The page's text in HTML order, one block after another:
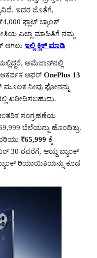
ಇದರ ಜೊತೆಗೆ,
ಫ್ಲಾಟ್ ಬ್ಯಾಂಕ್
ಎಲ್ಲಾ ಮಾಹಿತಿಗೆ ನಮ್ಮ
ಆಗಲು ಇಲ್ಲಿ ಕ್ಲಿಕ್ ಮಾಡಿ
ಅಮೆಜಾನ್‌ನಲ್ಲಿ
ಆಕರ್ಷಕ ಆಫರ್ OnePlus 13
ನೀವು ಫೋನನ್ನು
ಖರೀದಿಸಬಹುದು.
ಸಂಗ್ರಹಣೆಯ
ಬೆಲೆಯನ್ನು ಹೊಂದಿತ್ತು.
₹65,999 ಕ್ಕೆ
30 ರವರೆಗೆ, ಆಯ್ದ ಬ್ಯಾಂಕ್
ರಿಯಾಯಿತಿಯನ್ನು ಕೂಡ